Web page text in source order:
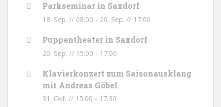
Parkseminar in Saxdorf
18. Sep. // 08:00 - 20. Sep. // 17:00
Puppentheater in Saxdorf
20. Sep. // 15:00 - 17:00
Klavierkonzert zum Saisonausklang
mit Andreas Göbel
31. Okt. // 15:00 - 17:30